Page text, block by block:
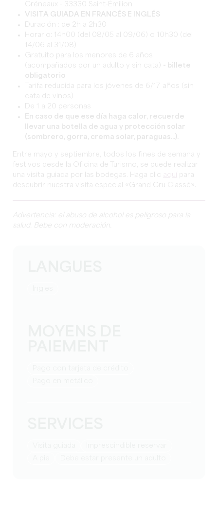
Créneaux - 33330 Saint-Émilion
VISITA GUIADA EN FRANCÉS E INGLÉS
Duración : de 2h a 2h30
Horario: 14h00 (del 08/05 al 09/06) o 10h30 (del
14/06 al 31/08)
Gratuito para los menores de 6 años
(acompañados por un adulto y sin cata) - billete
obligatorio
Tarifa reducida para los jóvenes de 6/17 años (sin
cata de vinos)
De 1 a 20 personas
En caso de que ese día haga calor, recuerde
llevar una botella de agua y protección solar
(sombrero, gorra, crema solar, paraguas...).
Entre mayo y septiembre, todos los fines de semana y
festivos desde la Oficina de Turismo, se puede realizar
una visita guiada por las bodegas. Haga clic
para
descubrir nuestra visita especial «Grand Cru Classé».
Advertencia: el abuso de alcohol es peligroso para la
salud.
Bebe con moderación.